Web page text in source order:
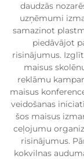
daudzās
uzņēmumi
samazinot
piedāvājot
risinājumus.
maisus
reklāmu
maisus
veidošanas
šos maisus
ceļojumu
risinājumus.
kokvilnas